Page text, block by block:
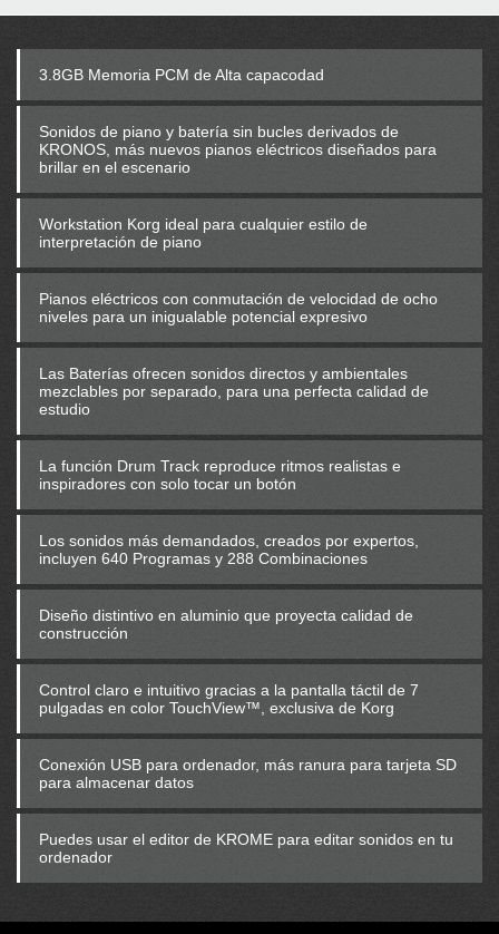
3.8GB Memoria PCM de Alta capacodad
Sonidos de piano y batería sin bucles derivados de
KRONOS, más nuevos pianos eléctricos diseñados para
brillar en el escenario
Workstation Korg ideal para cualquier estilo de
interpretación de piano
Pianos eléctricos con conmutación de velocidad de ocho
niveles para un inigualable potencial expresivo
Las Baterías ofrecen sonidos directos y ambientales
mezclables por separado, para una perfecta calidad de
estudio
La función Drum Track reproduce ritmos realistas e
inspiradores con solo tocar un botón
Los sonidos más demandados, creados por expertos,
incluyen 640 Programas y 288 Combinaciones
Diseño distintivo en aluminio que proyecta calidad de
construcción
Control claro e intuitivo gracias a la pantalla táctil de 7
pulgadas en color TouchView™, exclusiva de Korg
Conexión USB para ordenador, más ranura para tarjeta SD
para almacenar datos
Puedes usar el editor de KROME para editar sonidos en tu
ordenador